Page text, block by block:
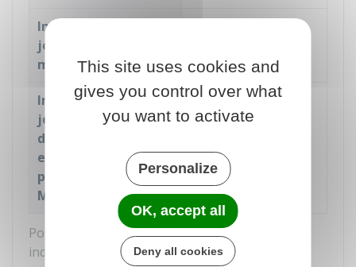
Possibilité de cumul de revenus avec les
indemnités journalières
Indemnités
journalières de
maternité
Indemnités
journalières
d'accident du travail
et de maladie
professionnelle (AT-
MP)
Non
This site uses cookies and
gives you control over what
you want to activate
Personalize
OK, accept all
Deny all cookies